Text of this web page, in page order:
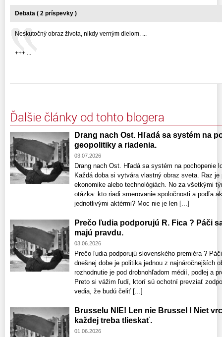
Debata ( 2 príspevky )
Neskutočný obraz života, nikdy verným dielom. ...
+++ ...
Ďalšie články od tohto blogera
Drang nach Ost. Hľadá sa systém na
geopolitiky a riadenia.
03.07.2026
Drang nach Ost. Hľadá sa systém na pochopenie
Každá doba si vytvára vlastný obraz sveta. Raz
ekonomike alebo technológiách. No za všetkými
otázka: kto riadi smerovanie spoločnosti a podľa
jednotlivými aktérmi? Moc nie je len [...]
Prečo ľudia podporujú R. Fica ? Páči
majú pravdu.
03.06.2026
Prečo ľudia podporujú slovenského premiéra ?
dnešnej dobe je politika jednou z najnáročnejších
rozhodnutie je pod drobnohľadom médií, podlej a
Preto si vážim ľudí, ktorí sú ochotní prevziať
vedia, že budú čeliť [...]
Brusselu NIE! Len nie Brussel ! Niet
každej treba tlieskať.
01.06.2026